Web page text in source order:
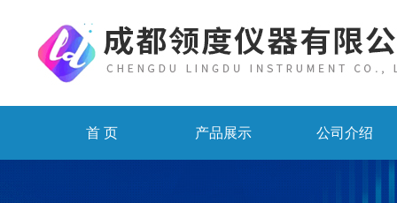
首 页 产品展示 公司介绍